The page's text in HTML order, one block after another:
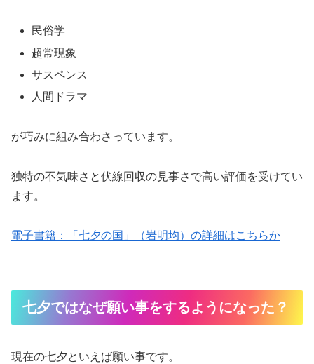
民俗学
超常現象
サスペンス
人間ドラマ
が巧みに組み合わさっています。
独特の不気味さと伏線回収の見事さで高い評価を受けてい
ます。
電子書籍：「七夕の国」（岩明均）の詳細はこちらか
七夕ではなぜ願い事をするようになった？
現在の七夕といえば願い事です。